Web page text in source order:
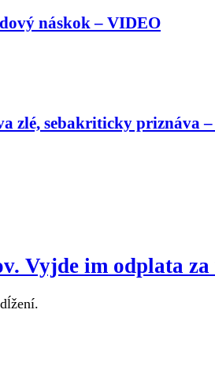
náskok – VIDEO
zlé, sebakriticky priznáva
Vyjde im odplata